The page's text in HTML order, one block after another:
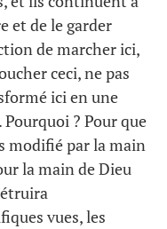
et de le garder
de marcher ici,
ceci, ne pas
ici en une
? Pour que
modifié par la main
la main de Dieu
vues, les